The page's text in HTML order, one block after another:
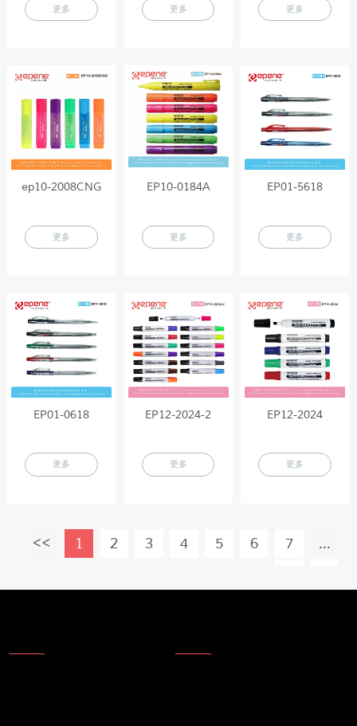
更多 更多 更多
ep10-2008CNG
更多
EP10-0184A
更多
EP01-5618
更多
EP01-0618
更多
EP12-2024-2
更多
EP12-2024
更多
1 2 3 4 5 6 7
...